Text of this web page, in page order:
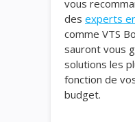
vous
des experts
comme VTS
sauront vous
solutions les
fonction de
budget.